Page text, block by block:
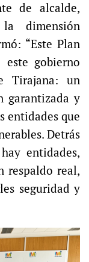
de alcalde,
dimensión
“Este Plan
gobierno
Tirajana: un
garantizada y
entidades que
Detrás
entidades,
respaldo real,
seguridad y